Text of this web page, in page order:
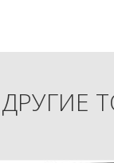
ДРУГИЕ